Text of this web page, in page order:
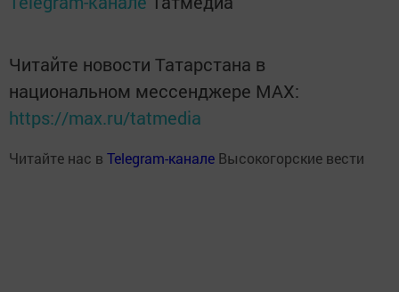
Читайте новости Татарстана в
национальном мессенджере MАХ:
https://max.ru/tatmedia
Читайте нас в Telegram-канале Высокогорские вести